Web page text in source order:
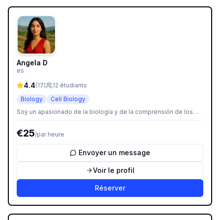
Angela D
es
4.4(17) 12 étudiants
Biology
Cell Biology
Soy un apasionado de la biología y de la comprensión de los
procesos que hacen posible la vida. Me encanta explicar
cada estudiante a avanzar a su propio ritmo. Mi objetivo es que
aprendas biología de forma clara, útil y motivadora.
€25/par heure
Envoyer un message
Voir le profil
Réserver